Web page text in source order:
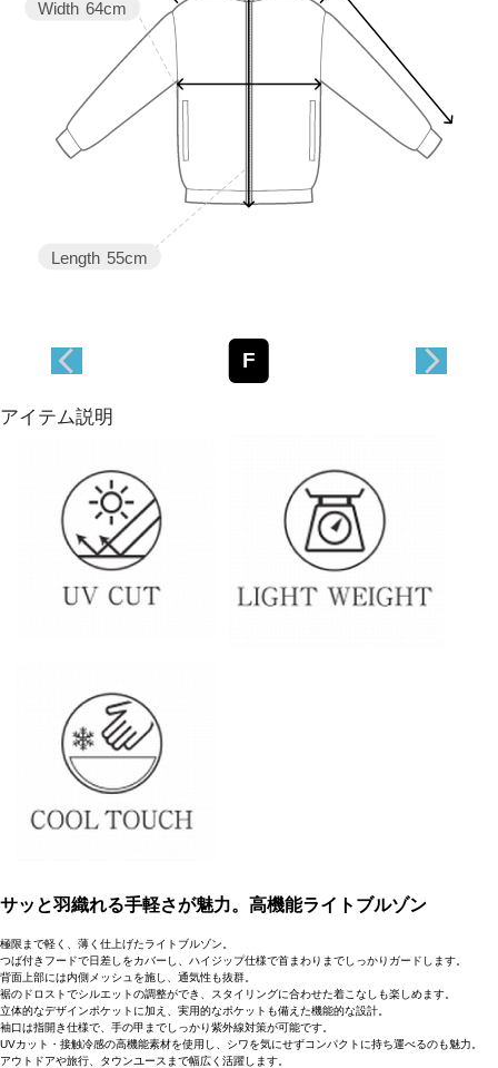
Length 55cm
Width 64cm
F
アイテム説明
サッと羽織れる手軽さが魅力。高機能ライトブルゾン
極限まで軽く、薄く仕上げたライトブルゾン。
つば付きフードで日差しをカバーし、ハイジップ仕様で首まわりまでしっかりガードします。
背面上部には内側メッシュを施し、通気性も抜群。
裾のドロストでシルエットの調整ができ、スタイリングに合わせた着こなしも楽しめます。
立体的なデザインポケットに加え、実用的なポケットも備えた機能的な設計。
袖口は指開き仕様で、手の甲までしっかり紫外線対策が可能です。
UVカット・接触冷感の高機能素材を使用し、シワを気にせずコンパクトに持ち運べるのも魅力。
アウトドアや旅行、タウンユースまで幅広く活躍します。